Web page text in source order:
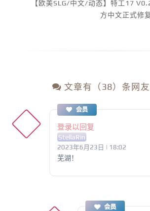
【欧美SLG/中文/动态】特工17
方中文正式修
文章有（38）条网
会员
登录以回复
StellaRin
2023年6月23日 | 18:02
芜湖！
会员